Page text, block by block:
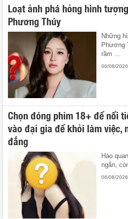
Loạt ảnh phá hỏng hình
Phương Thúy
Những
Phương
rầm ...
06/08/2026
Chọn đóng phim 18+ để nổi
vào đại gia để khỏi làm việc,
đắng
Hào
ngắn,
06/08/2026